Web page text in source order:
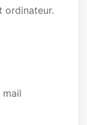
ordinateur.
mail